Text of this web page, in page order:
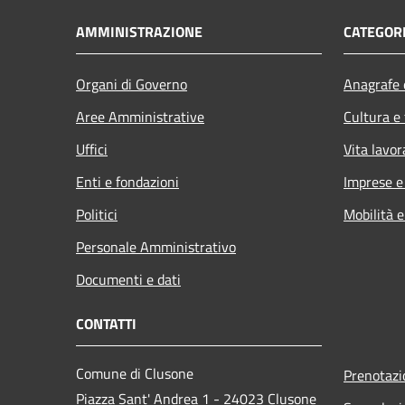
AMMINISTRAZIONE
Organi di Governo
Aree Amministrative
Uffici
Enti e fondazioni
Politici
Personale Amministrativo
Documenti e dati
Cultura
Vita
Imprese
Mobilità
CONTATTI
Comune di Clusone
Piazza Sant' Andrea 1 - 24023 Clusone